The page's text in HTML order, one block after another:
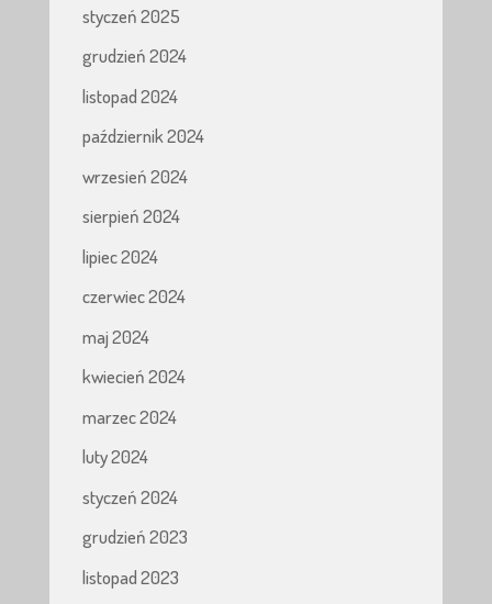
styczeń 2025
grudzień 2024
listopad 2024
październik 2024
wrzesień 2024
sierpień 2024
lipiec 2024
czerwiec 2024
maj 2024
kwiecień 2024
marzec 2024
luty 2024
styczeń 2024
grudzień 2023
listopad 2023